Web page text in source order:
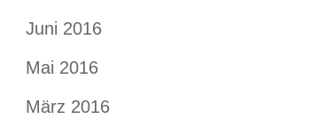
Juni 2016
Mai 2016
März 2016